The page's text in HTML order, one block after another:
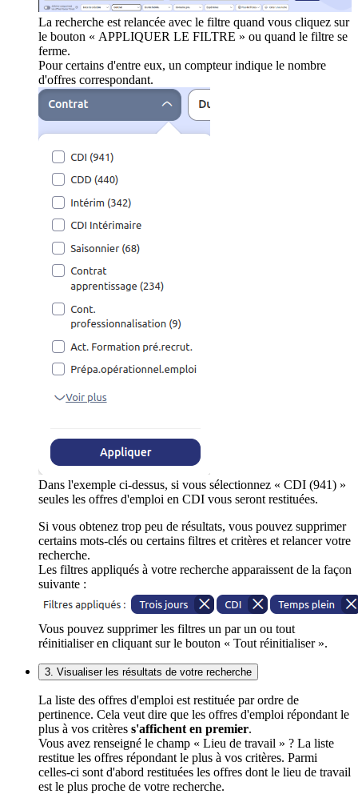
La recherche est relancée avec le filtre quand vous cliquez sur
le bouton « APPLIQUER LE FILTRE » ou quand le filtre se
ferme.
Pour certains d'entre eux, un compteur indique le nombre
d'offres correspondant.
Dans l'exemple ci-dessus, si vous sélectionnez « CDI (941) »
seules les offres d'emploi en CDI vous seront restituées.
Si vous obtenez trop peu de résultats, vous pouvez supprimer
certains mots-clés ou certains filtres et critères et relancer votre
recherche.
Les filtres appliqués à votre recherche apparaissent de la façon
suivante :
Vous pouvez supprimer les filtres un par un ou tout
réinitialiser en cliquant sur le bouton « Tout réinitialiser ».
3. Visualiser les résultats de votre recherche
La liste des offres d'emploi est restituée par ordre de
pertinence. Cela veut dire que les offres d'emploi répondant le
plus à vos critères s'affichent en premier.
Vous avez renseigné le champ « Lieu de travail » ? La liste
restitue les offres répondant le plus à vos critères. Parmi
celles-ci sont d'abord restituées les offres dont le lieu de travail
est le plus proche de votre recherche.